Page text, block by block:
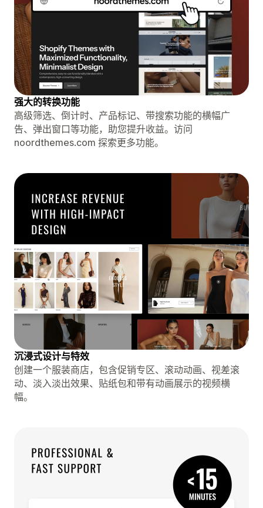
强大的转换功能
高级筛选、倒计时、产品标记、带搜索功能的横幅广
告、弹出窗口等功能，助您提升收益。访问
noordthemes.com 探索更多功能。
沉浸式设计与特效
创建一个服装商店，包含促销专区、滚动动画、视差滚
动、淡入淡出效果、贴纸包和带有动画展示的视频横
幅。